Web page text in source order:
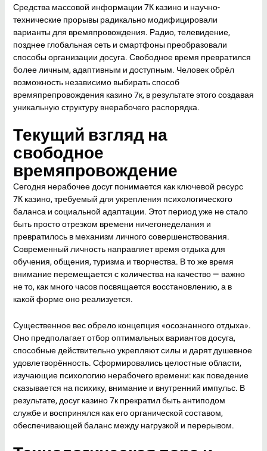
Средства массовой информации 7К казино и научно-
технические прорывы радикально модифицировали
варианты для времяпровождения. Радио, телевидение,
позднее глобальная сеть и смартфоны преобразовали
способы организации досуга. Свободное время превратился
более личным, адаптивным и доступным. Человек обрёл
возможность независимо выбирать способ
времяпрепровождения казино 7к, в результате этого создавая
уникальную структуру внерабочего распорядка.
Текущий взгляд на
свободное
времяпровождение
Сегодня нерабочее досуг понимается как ключевой ресурс
7К казино, требуемый для укрепления психологического
баланса и социальной адаптации. Этот период уже не стало
быть просто отрезком времени ничегонеделания и
превратилось в механизм личного совершенствования.
Современный личность направляет время отдыха для
обучения, общения, туризма и творчества. В то же время
внимание перемещается с количества на качество — важно
не то, как много часов посвящается восстановлению, а в
какой форме оно реализуется.
Существенное вес обрело концепция «осознанного отдыха».
Оно предполагает отбор оптимальных вариантов досуга,
способные действительно укрепляют силы и дарят душевное
удовлетворённость. Сформировались целостные области,
изучающие психологию нерабочего времени: как поведение
сказывается на психику, внимание и внутренний импульс. В
результате, досуг казино 7к прекратил быть антиподом
службе и воспринялся как его органической составом,
обеспечивающей баланс между нагрузкой и перерывом.